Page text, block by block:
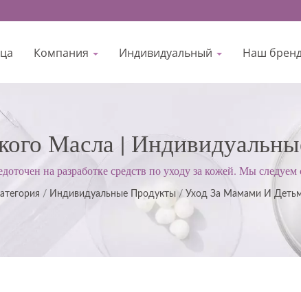
Компания Индивидуальный Наш
Масла |
Для Лица, Средства По
Другое
на разработке средств по уходу за кожей. Мы
придерживаемся строгого подхода для удовлетворения
/ Индивидуальные Продукты / Уход За Мамами И